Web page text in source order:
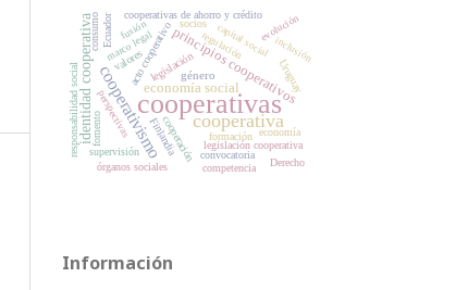
cooperativas
cooperativa
cooperativismo
identidad cooperativa principios cooperativos
economía social
género
cooperación
legislación
formación
acto cooperativo
valores
legislación cooperativa
Uruguay
Finlandia
supervisión
perspectivas
regulación
cooperativas de ahorro y crédito
marco legal
órganos sociales
capital social
Ecuador
fomento
evolución
inclusión
convocatoria
responsabilidad social
competencia
economía
consumo fusión
Derecho
socios
Información